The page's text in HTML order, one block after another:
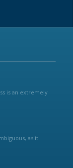
is an extremely
as it